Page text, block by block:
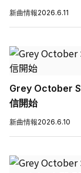
新曲情報2026.6.11
Grey October
信開始
新曲情報2026.6.10